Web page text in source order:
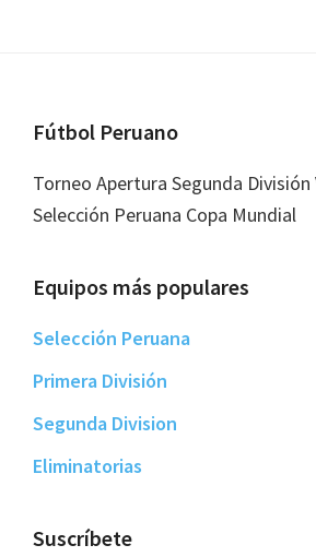
Footer
Fútbol Peruano
Torneo Apertura Segunda División
Selección Peruana Copa Mundial
Equipos más populares
Selección Peruana
Primera División
Segunda Division
Eliminatorias
Suscríbete